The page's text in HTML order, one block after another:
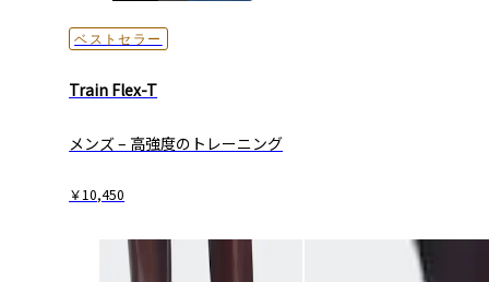
ベストセラー
Train Flex-T
メンズ – 高強度の​トレーニング
￥10,450